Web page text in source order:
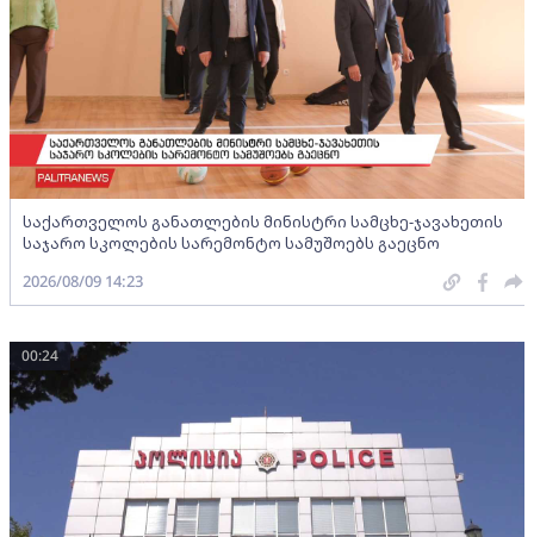
საქართველოს განათლების მინისტრი სამცხე-ჯავახეთის
საჯარო სკოლების სარემონტო სამუშოებს გაეცნო
2026/08/09 14:23
00:24